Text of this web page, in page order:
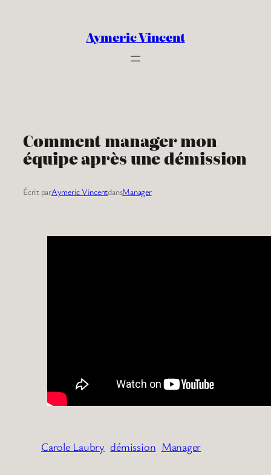
Aymeric Vincent
Comment manager mon
équipe après une démission
Écrit parAymeric VincentdansManager
Carole Laubry démission Manager